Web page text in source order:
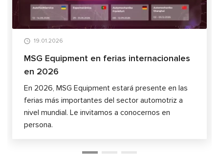
19.01.2026
MSG Equipment en ferias internacionales
en 2026
En 2026, MSG Equipment estará presente en las
ferias más importantes del sector automotriz a
nivel mundial. Le invitamos a conocernos en
persona.